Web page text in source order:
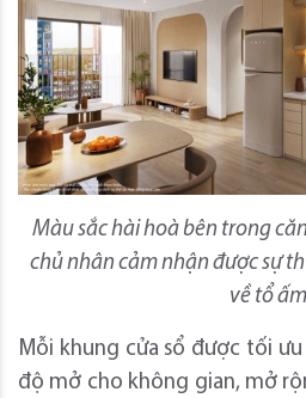
Màu sắc hài hoà bên trong
chủ nhân cảm nhận được sự
về tổ ấm
Mỗi khung cửa sổ được tối
độ mở cho không gian, mở